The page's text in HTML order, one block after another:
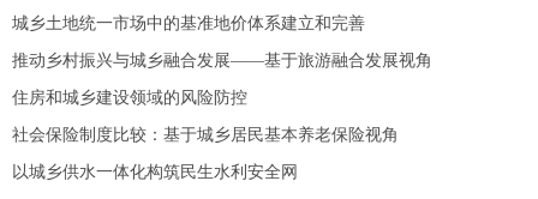
城乡土地统一市场中的基准地价体系建立和完善
推动乡村振兴与城乡融合发展——基于旅游融合发展视角
住房和城乡建设领域的风险防控
社会保险制度比较：基于城乡居民基本养老保险视角
以城乡供水一体化构筑民生水利安全网